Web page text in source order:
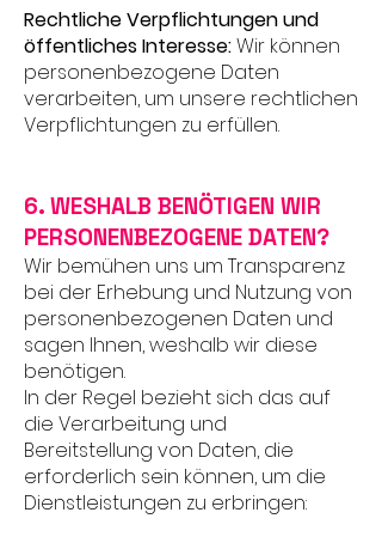
Rechtliche Verpflichtungen und
öffentliches Interesse:Wir können
personenbezogene Daten
verarbeiten, um unsere rechtlichen
Verpflichtungen zu erfüllen.
6. WESHALB BENÖTIGEN WIR
PERSONENBEZOGENE DATEN?
Wir bemühen uns um Transparenz
bei der Erhebung und Nutzung von
personenbezogenen Daten und
sagen Ihnen, weshalb wir diese
benötigen.
In der Regel bezieht sich das auf
die Verarbeitung und
Bereitstellung von Daten, die
erforderlich sein können, um die
Dienstleistungen zu erbringen: